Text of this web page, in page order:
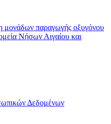
μονάδων παραγωγής οξυγόνου
Νήσων Αιγαίου και
Δεδομένων